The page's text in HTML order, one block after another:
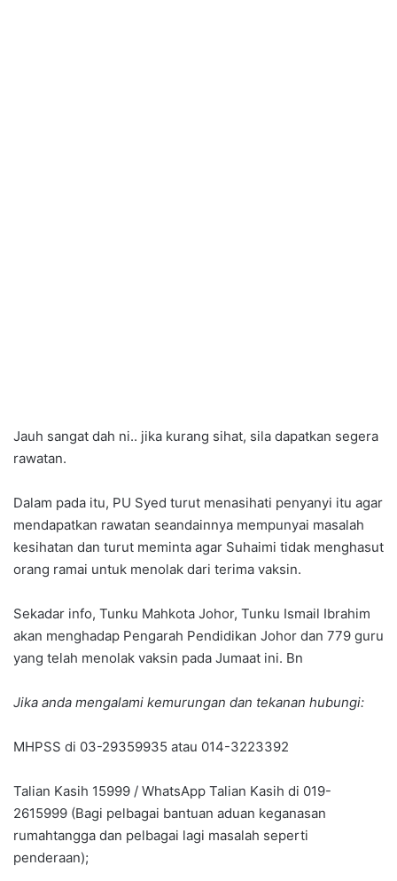
Jauh sangat dah ni.. jika kurang sihat, sila dapatkan segera
rawatan.
Dalam pada itu, PU Syed turut menasihati penyanyi itu agar
mendapatkan rawatan seandainnya mempunyai masalah
kesihatan dan turut meminta agar Suhaimi tidak menghasut
orang ramai untuk menolak dari terima vaksin.
Sekadar info, Tunku Mahkota Johor, Tunku Ismail Ibrahim
akan menghadap Pengarah Pendidikan Johor dan 779 guru
yang telah menolak vaksin pada Jumaat ini. Bn
Jika anda mengalami kemurungan dan tekanan hubungi:
MHPSS di 03-29359935 atau 014-3223392
Talian Kasih 15999 / WhatsApp Talian Kasih di 019-
2615999 (Bagi pelbagai bantuan aduan keganasan
rumahtangga dan pelbagai lagi masalah seperti
penderaan);